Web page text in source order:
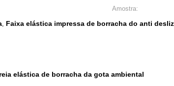
Amostra:
, Faixa elástica impressa de borracha do anti
elástica de borracha da gota ambiental